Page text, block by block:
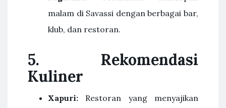
malam di Savassi dengan berbagai bar,
klub, dan restoran.
5. Rekomendasi
Kuliner
Xapuri: Restoran yang menyajikan